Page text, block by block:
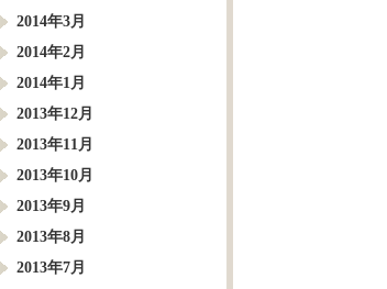
2014年3月
2014年2月
2014年1月
2013年12月
2013年11月
2013年10月
2013年9月
2013年8月
2013年7月